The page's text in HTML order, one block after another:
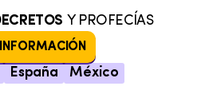
Y PROFECÍAS
España México